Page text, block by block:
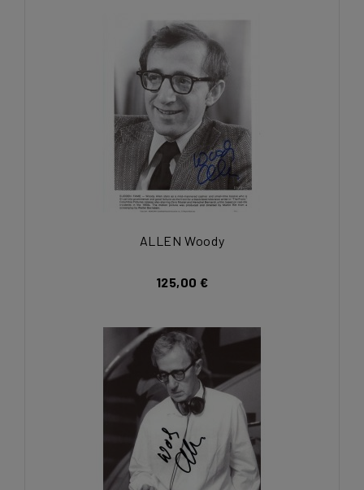
ALLEN Woody
125,00 €